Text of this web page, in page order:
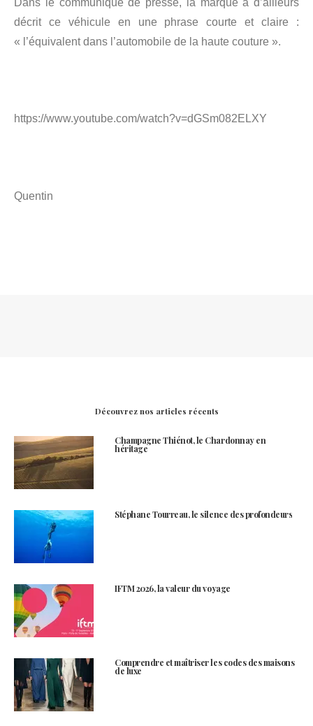
décrit ce véhicule en une phrase courte et claire :
« l’équivalent dans l’automobile de la haute couture ».
https://www.youtube.com/watch?v=dGSm082ELXY
Quentin
Découvrez nos articles récents
Champagne Thiénot, le Chardonnay en
héritage
Stéphane Tourreau, le silence des profondeurs
IFTM 2026, la valeur du voyage
Comprendre et maîtriser les codes des maisons
de luxe